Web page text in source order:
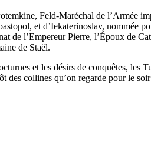
Feld-Maréchal de l’Armée
et d’Iekaterinoslav, nommée
de l’Empereur Pierre, l’Époux de
de Staël.
et les désirs de conquêtes, les
des collines qu’on regarde pour le